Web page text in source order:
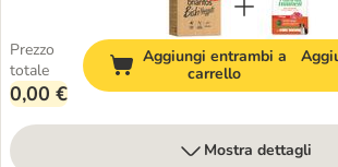
Prezzo
totale
0,00 €
Aggiungi entrambi a
carrello
Mostra dettagli